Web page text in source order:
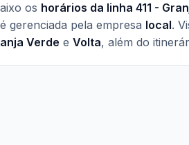
os horários da linha 411 -
gerenciada pela empresa local.
Verde e Volta, além do